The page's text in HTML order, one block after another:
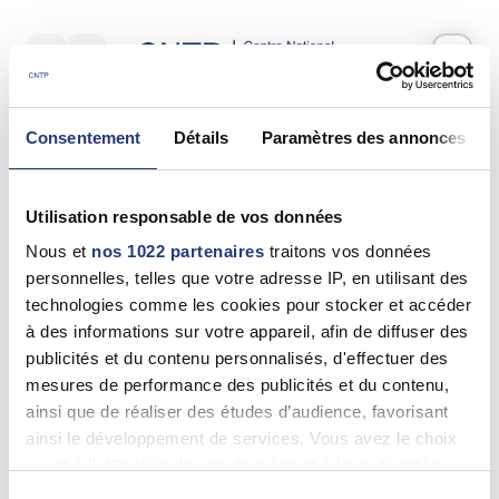
Consentement Détails Paramètres des annonces
Utilisation responsable de vos données
Nous et nos 1022 partenaires traitons vos données
personnelles, telles que votre adresse IP, en utilisant des
technologies comme les cookies pour stocker et accéder
à des informations sur votre appareil, afin de diffuser des
publicités et du contenu personnalisés, d'effectuer des
mesures de performance des publicités et du contenu,
ainsi que de réaliser des études d’audience, favorisant
ainsi le développement de services. Vous avez le choix
Votre test psychotechnique
Mardi 09 Juin 2026à11:55
Nom *
Prénom(s) *
Email *